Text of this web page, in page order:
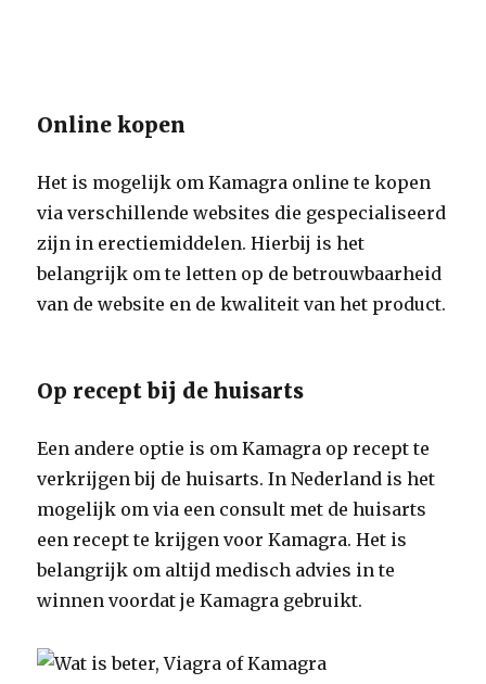
Online kopen
Het is mogelijk om Kamagra online te kopen
via verschillende websites die gespecialiseerd
zijn in erectiemiddelen. Hierbij is het
belangrijk om te letten op de betrouwbaarheid
van de website en de kwaliteit van het product.
Op recept bij de huisarts
Een andere optie is om Kamagra op recept te
verkrijgen bij de huisarts. In Nederland is het
mogelijk om via een consult met de huisarts
een recept te krijgen voor Kamagra. Het is
belangrijk om altijd medisch advies in te
winnen voordat je Kamagra gebruikt.